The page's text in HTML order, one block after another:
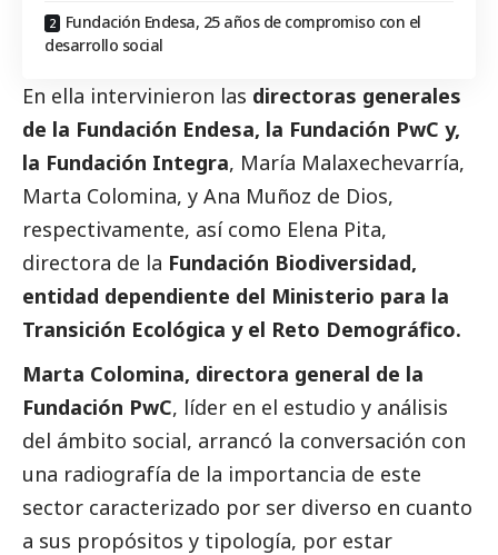
Fundación Endesa, 25 años de compromiso con el
desarrollo social
En ella intervinieron las directoras generales
de la Fundación Endesa, la Fundación PwC y,
la Fundación Integra, María Malaxechevarría,
Marta Colomina, y Ana Muñoz de Dios,
respectivamente, así como Elena Pita,
directora de la Fundación Biodiversidad,
entidad dependiente del Ministerio para la
Transición Ecológica y el Reto Demográfico.
Marta Colomina, directora general de la
Fundación PwC, líder en el estudio y análisis
del ámbito social, arrancó la conversación con
una radiografía de la importancia de este
sector caracterizado por ser diverso en cuanto
a sus propósitos y tipología, por estar